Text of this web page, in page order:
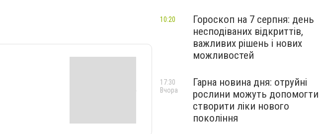
Гороскоп на 7 серпня: день
несподіваних відкриттів,
важливих рішень і нових
можливостей
10:20
Гарна новина дня: отруйні
рослини можуть допомогти
створити ліки нового
покоління
17:30
Вчора